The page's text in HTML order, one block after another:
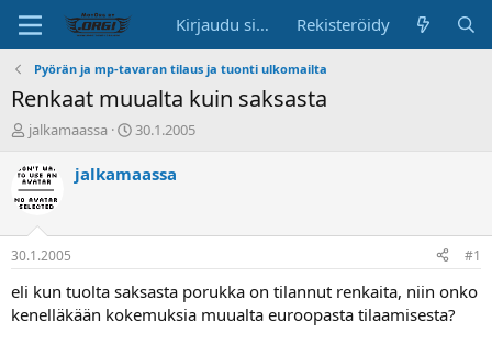
Kirjaudu sisään Rekisteröidy
Pyörän ja mp-tavaran tilaus ja tuonti ulkomailta
Renkaat muualta kuin saksasta
K
s
k
u
s
t
e
n
jalkamaassa
A
o
p
ä
v
30.1.2005
jalkamaassa
30.1.2005 #1
eli kun tuolta saksasta porukka on tilannut renkaita, niin onko
kenelläkään kokemuksia muualta euroopasta tilaamisesta?